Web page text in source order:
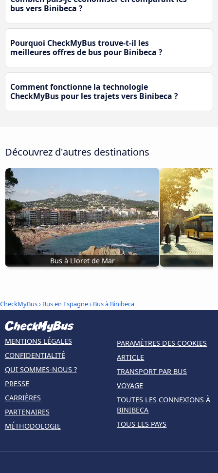
bus vers Binibeca ?
Pourquoi CheckMyBus trouve-t-il les
meilleures offres de bus pour Binibeca ?
Comment fonctionne la technologie
CheckMyBus pour les trajets vers Binibeca ?
Découvrez d'autres destinations
Bus à Lloret de Mar
CheckMyBus› Bus en Espagne› Bus à Binibeca
MENTIONS LÉGALES
CONFIDENTIALITÉ
QUI SOMMES-NOUS ?
PRESSE
CARRIÈRES
PARTENAIRES
MÉTHODOLOGIE
PARAMÈTRES DES COOKIES
ARTICLE
TRANSPORT PAR BUS
VOYAGE
TOUTES LES CONNEXIONS À
BINIBECA
TOUS LES PAYS